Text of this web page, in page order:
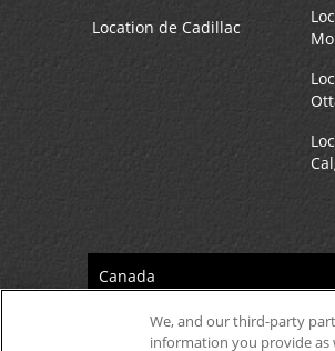
Location de Cadillac
We, and our third-party
information you provide